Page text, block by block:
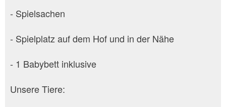
- Spielsachen
- Spielplatz auf dem Hof und in der Nähe
- 1 Babybett inklusive
Unsere Tiere: